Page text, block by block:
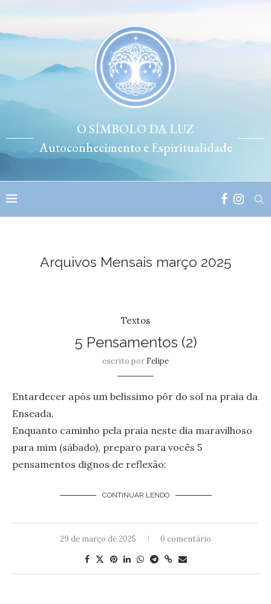
O SÍMBOLO DA LUZ
Autoconhecimento e Espiritualidade
Arquivos Mensais março 2025
Textos
5 Pensamentos (2)
escrito por Felipe
Entardecer após um belíssimo pôr do sol na praia da
Enseada.
Enquanto caminho pela praia neste dia maravilhoso
para mim (sábado), preparo para vocês 5
pensamentos dignos de reflexão:
CONTINUAR LENDO
29 de março de 2025 0 comentário